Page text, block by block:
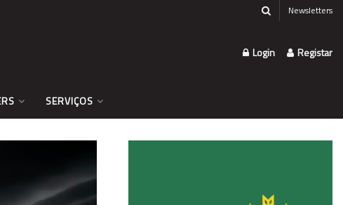
Newsletters
Login Registar
SERVIÇOS